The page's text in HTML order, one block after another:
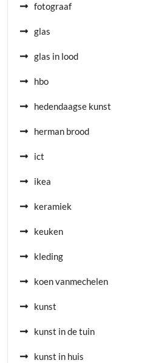
fotograaf
glas
glas in lood
hbo
hedendaagse kunst
herman brood
ict
ikea
keramiek
keuken
kleding
koen vanmechelen
kunst
kunst in de tuin
kunst in huis